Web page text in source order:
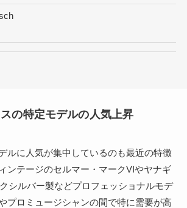
の特定モデルの人気上昇
ルに人気が集中しているのも最近の特徴
ンテージのセルマー・マークVIやヤナギ
シルバー製などプロフェッショナルモデ
プロミュージシャンの間で特に需要が高